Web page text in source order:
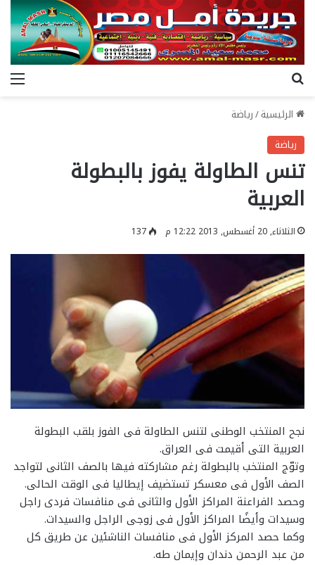
الرئيسية/رياضة
رياضة
تنس الطاولة يفوز بالبطولة
العربية
الثلاثاء, 20 أغسطس, 2013 12:22 م 137
نجح المنتخب الوطنى لتنس الطاولة فى الفوز بلقب البطولة
العربية التى أقيمت فى العراق.
وتوّج المنتخب بالبطولة رغم مشاركته فيها بالصف الثانى لتواجد
الصف الأول فى معسكر تستضيف إيطاليا فى الوقت الحالى.
وحصد الفراعنة المراكز الأول والثانى فى منافسات فردى راجل
وسيدات وأيضًا المراكز الأول فى زوجى الراجل والسيدات.
وكما حصد المركز الأول فى منافسات الناشئين عن طريق كل
من عبد الرحمن دندان وإيمان طه.